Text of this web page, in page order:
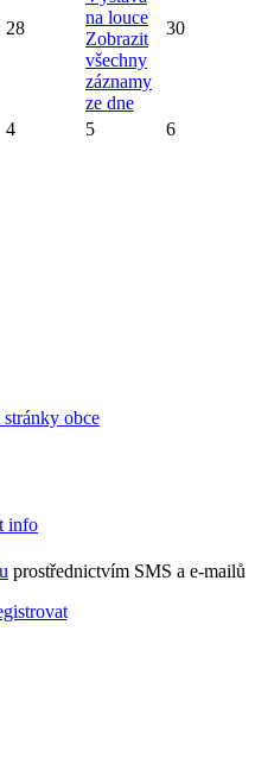
28
na louce
Zobrazit
všechny
záznamy
ze dne
30
4 5 6
obce
prostřednictvím SMS a e-mailů